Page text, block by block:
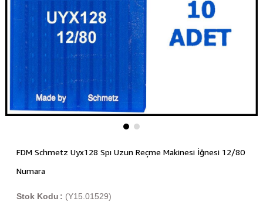
FDM Schmetz Uyx128 Spı Uzun Reçme Makinesi İğnesi 12/80
Numara
(Y15.01529)
Stok Kodu